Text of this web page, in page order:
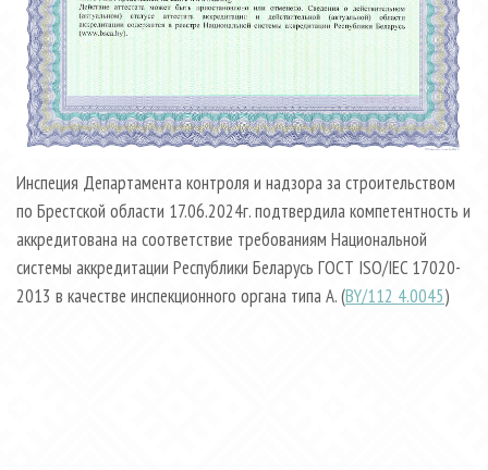
Инспеция Департамента контроля и надзора за строительством
по Брестской области 17.06.2024г. подтвердила компетентность и
аккредитована на соответствие требованиям Национальной
системы аккредитации Республики Беларусь ГОСТ ISO/IEC 17020-
2013 в качестве инспекционного органа типа А. (BY/112 4.0045)